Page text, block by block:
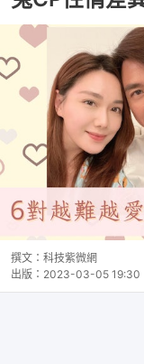
撰文： 科技紫微網
出版： 2023-03-05 19:30